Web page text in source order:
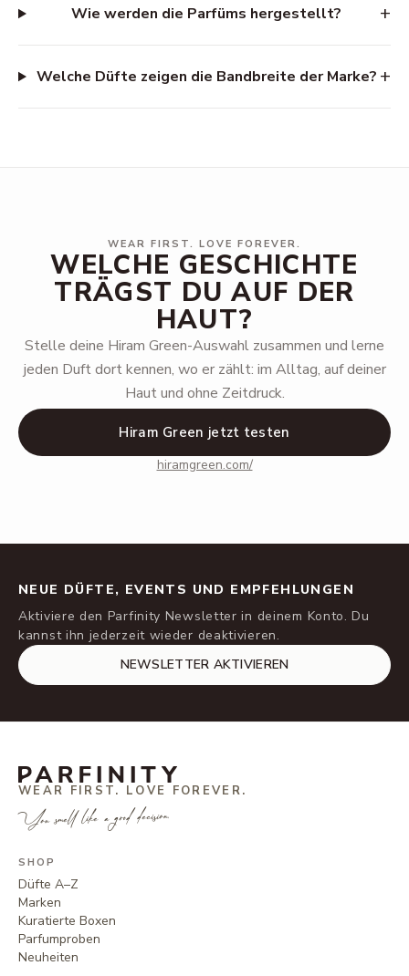
Wie werden die Parfüms hergestellt? +
Welche Düfte zeigen die Bandbreite der Marke? +
WEAR FIRST. LOVE FOREVER.
WELCHE GESCHICHTE
TRÄGST DU AUF DER
HAUT?
Stelle deine Hiram Green-Auswahl zusammen und lerne
jeden Duft dort kennen, wo er zählt: im Alltag, auf deiner
Haut und ohne Zeitdruck.
Hiram Green jetzt testen
hiramgreen.com/
NEUE DÜFTE, EVENTS UND EMPFEHLUNGEN
Aktiviere den Parfinity Newsletter in deinem Konto. Du
kannst ihn jederzeit wieder deaktivieren.
NEWSLETTER AKTIVIEREN
WEAR FIRST. LOVE FOREVER.
You smell like a good decision.
SHOP
Düfte A–Z
Marken
Kuratierte Boxen
Parfumproben
Neuheiten